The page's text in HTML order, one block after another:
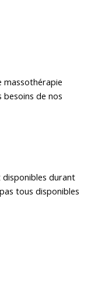
massothérapie
besoins de nos
durant
tous disponibles